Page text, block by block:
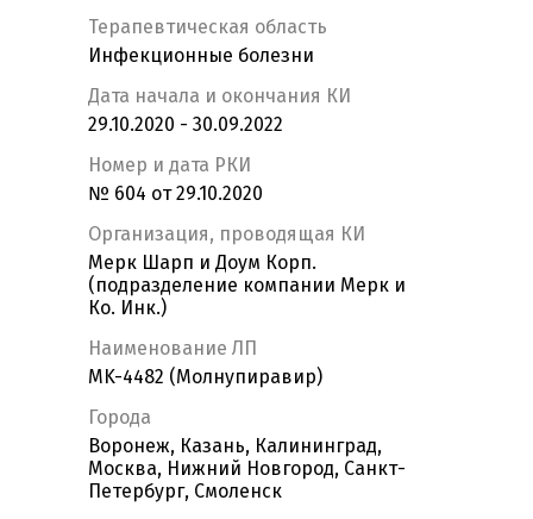
Терапевтическая область
Инфекционные болезни
Дата начала и окончания КИ
29.10.2020 - 30.09.2022
Номер и дата РКИ
№ 604 от 29.10.2020
Организация, проводящая КИ
Мерк Шарп и Доум Корп.
(подразделение компании Мерк и
Ко. Инк.)
Наименование ЛП
MK-4482 (Молнупиравир)
Города
Воронеж, Казань, Калининград,
Москва, Нижний Новгород, Санкт-
Петербург, Смоленск